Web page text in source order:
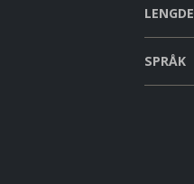
LENGDE
SPRÅK